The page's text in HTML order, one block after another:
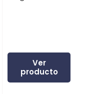
Ver
producto